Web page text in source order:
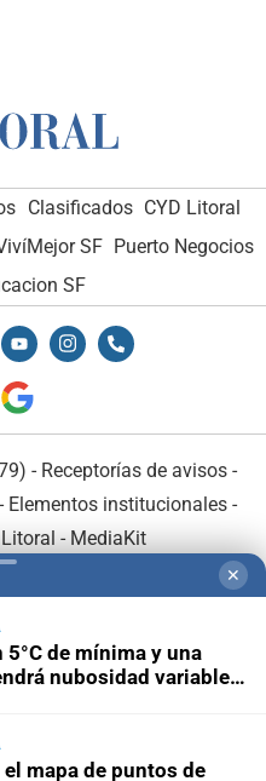
Clasificados CYD Litoral
SF Puerto Negocios
SF
- Receptorías de avisos -
- Elementos institucionales-
- MediaKit
con:
✕
de mínima y una
nubosidad variable
mapa de puntos de